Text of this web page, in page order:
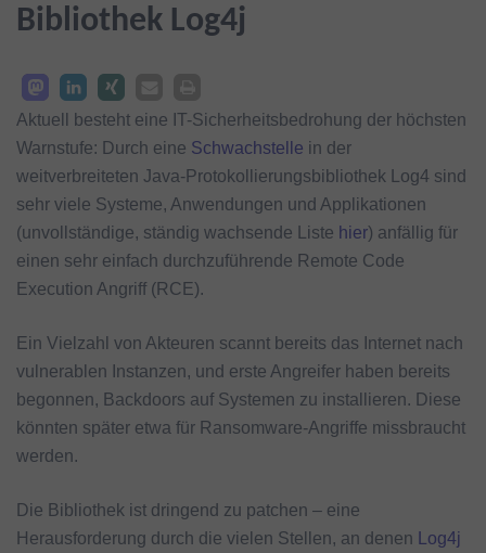
Bibliothek Log4j
Aktuell besteht eine IT-Sicherheitsbedrohung der höchsten
Warnstufe: Durch eine Schwachstelle in der
weitverbreiteten Java-Protokollierungsbibliothek Log4 sind
sehr viele Systeme, Anwendungen und Applikationen
(unvollständige, ständig wachsende Liste hier) anfällig für
einen sehr einfach durchzuführende Remote Code
Execution Angriff (RCE).
Ein Vielzahl von Akteuren scannt bereits das Internet nach
vulnerablen Instanzen, und erste Angreifer haben bereits
begonnen, Backdoors auf Systemen zu installieren. Diese
könnten später etwa für Ransomware-Angriffe missbraucht
werden.
Die Bibliothek ist dringend zu patchen – eine
Herausforderung durch die vielen Stellen, an denen
Log4j